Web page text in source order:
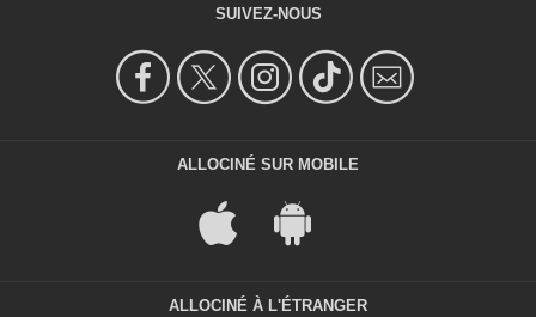
SUIVEZ-NOUS
ALLOCINÉ SUR MOBILE
ALLOCINÉ À L'ÉTRANGER